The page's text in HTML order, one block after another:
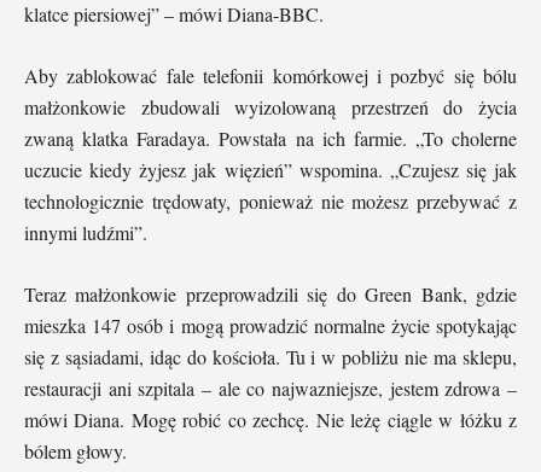
klatce piersiowej” – mówi Diana-BBC.
Aby zablokować fale telefonii komórkowej i pozbyć się bólu
małżonkowie zbudowali wyizolowaną przestrzeń do życia
zwaną klatka Faradaya. Powstała na ich farmie. „To cholerne
uczucie kiedy żyjesz jak więzień” wspomina. „Czujesz się jak
technologicznie trędowaty, ponieważ nie możesz przebywać z
innymi ludźmi”.
Teraz małżonkowie przeprowadzili się do Green Bank, gdzie
mieszka 147 osób i mogą prowadzić normalne życie spotykając
się z sąsiadami, idąc do kościoła. Tu i w pobliżu nie ma sklepu,
restauracji ani szpitala – ale co najwazniejsze, jestem zdrowa –
mówi Diana. Mogę robić co zechcę. Nie leżę ciągle w łóżku z
bólem głowy.